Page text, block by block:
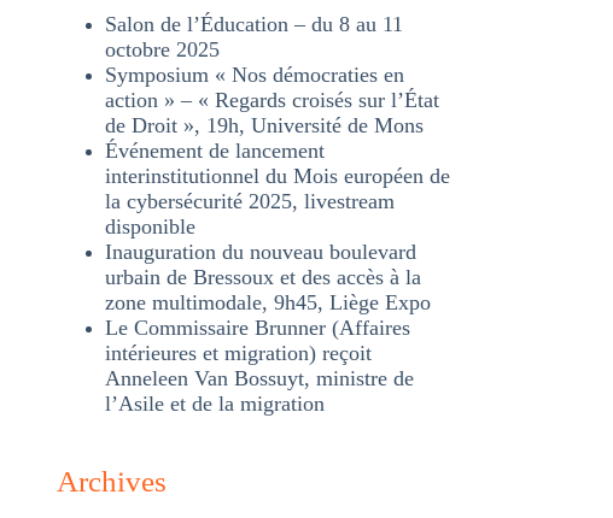
Salon de l’Éducation – du 8 au 11
octobre 2025
Symposium « Nos démocraties en
action » – « Regards croisés sur l’État
de Droit », 19h, Université de Mons
Événement de lancement
interinstitutionnel du Mois européen de
la cybersécurité 2025, livestream
disponible
Inauguration du nouveau boulevard
urbain de Bressoux et des accès à la
zone multimodale, 9h45, Liège Expo
Le Commissaire Brunner (Affaires
intérieures et migration) reçoit
Anneleen Van Bossuyt, ministre de
l’Asile et de la migration
Archives